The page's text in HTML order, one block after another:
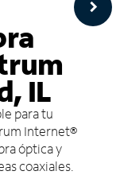
IL
para tu
Internet®
óptica y
coaxiales.